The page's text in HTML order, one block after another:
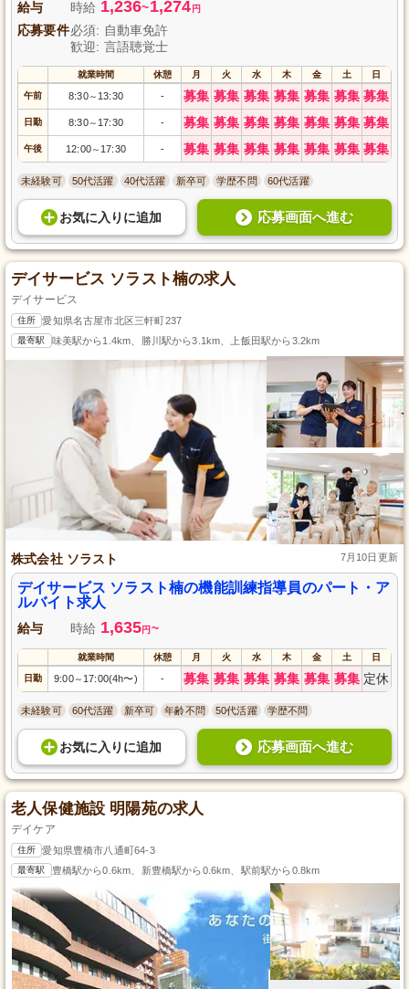
給与 時給 1,236~1,274 円
応募要件必須: 自動車免許
歓迎: 言語聴覚士
就業時間 休憩 月 火 水 木 金 土 日
午前 8:30～ 13:30 - 募集 募集 募集 募集 募集 募集 募集
日勤 8:30～ 17:30 - 募集 募集 募集 募集 募集 募集 募集
午後 12:00～ 17:30 - 募集 募集 募集 募集 募集 募集 募集
未経験可 50代活躍 40代活躍 新卒可 学歴不問 60代活躍
お気に入り に追加 応募画面へ進む
デイサービス ソラスト楠の求人
デイサービス
住所 愛知県名古屋市北区三軒町237
最寄駅 味美駅から1.4km、勝川駅から3.1km、上飯田駅から3.2km
株式会社 ソラスト 7月10日更新
デイサービス ソラスト楠の機能訓練指導員のパート・ア
ルバイト求人
給与 時給 1,635円 ~
就業時間 休憩 月 火 水 木 金 土 日
日勤 9:00～ 17:00(4h〜) - 募集 募集 募集 募集 募集 募集 定休
未経験可 60代活躍 新卒可 年齢不問 50代活躍 学歴不問
お気に入り に追加 応募画面へ進む
老人保健施設 明陽苑の求人
デイケア
住所 愛知県豊橋市八通町64-3
最寄駅 豊橋駅から0.6km、新豊橋駅から0.6km、駅前駅から0.8km